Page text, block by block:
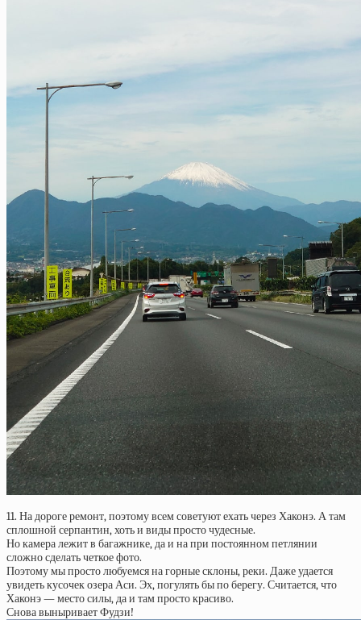
11. На дороге ремонт, поэтому всем советуют ехать через Хаконэ. А там
сплошной серпантин, хоть и виды просто чудесные.
Но камера лежит в багажнике, да и на при постоянном петлянии
сложно сделать четкое фото.
Поэтому мы просто любуемся на горные склоны, реки. Даже удается
увидеть кусочек озера Аси. Эх, погулять бы по берегу. Считается, что
Хаконэ — место силы, да и там просто красиво.
Снова выныривает Фудзи!